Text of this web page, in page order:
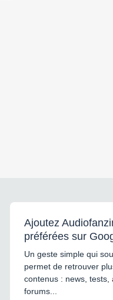
Ajoutez
préférées sur
Un geste simple qui
permet de retrouver
contenus : news, tests,
forums...